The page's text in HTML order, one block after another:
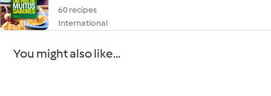
60 recipes
International
You might also like...